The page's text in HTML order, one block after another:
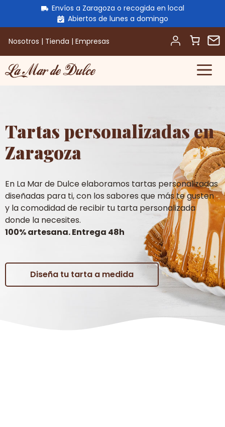
Envíos a Zaragoza o recogida en local
Abiertos de lunes a domingo
Nosotros | Tienda | Empresas
Saltar
al
Tartas personalizadas en
Zaragoza
En La Mar de Dulce elaboramos tartas personalizadas
diseñadas para ti, con los sabores que más te gusten
y la comodidad de recibir tu tarta personalizada
donde la necesites.
100% artesana. Entrega 48h
Diseña tu tarta a medida